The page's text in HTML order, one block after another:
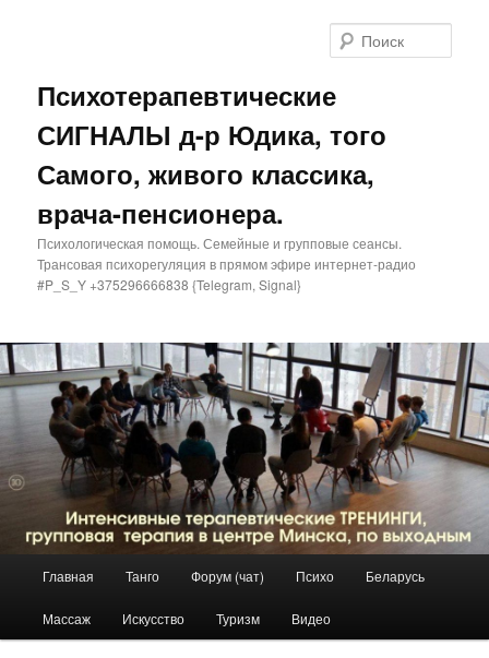
Психотерапевтические
СИГНАЛЫ д-р Юдика, того
Самого, живого классика,
врача-пенсионера.
Психологическая помощь. Семейные и групповые сеансы.
Трансовая психорегуляция в прямом эфире интернет-радио
#P_S_Y +375296666838 {Telegram, Signal}
Перейти
к
Перейти
к
Главная Танго Форум (чат) Психо Беларусь
Массаж Искусство Туризм Видео